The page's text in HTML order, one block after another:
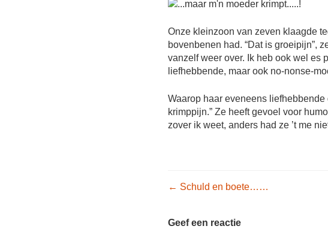
Onze kleinzoon van zeven klaagde
bovenbenen had. “Dat is groeipijn”,
vanzelf weer over. Ik heb ook wel es
liefhebbende, maar ook no-nonse-
Waarop haar eveneens
krimppijn.” Ze heeft gevoel voor
zover ik weet, anders had ze ’t me
Post navigation
← Schuld en boete……
Geef een reactie